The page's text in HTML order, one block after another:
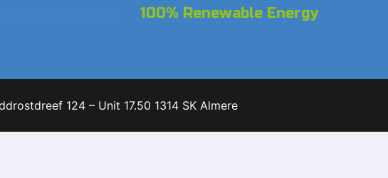
100% Renewable Energy
124 – Unit 17.50 1314 SK Almere